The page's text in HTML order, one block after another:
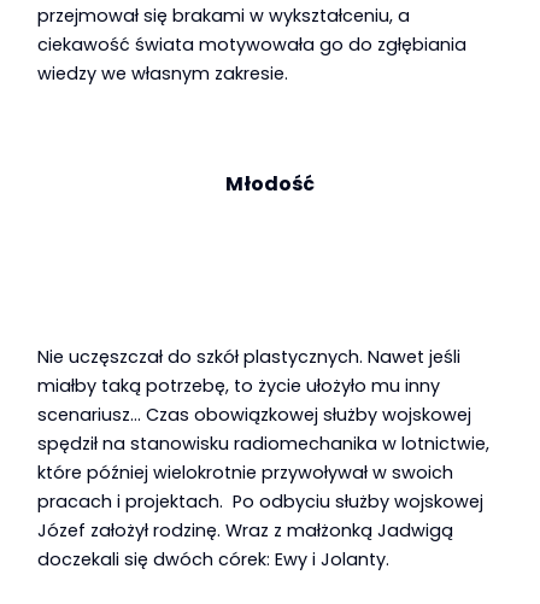
przejmował się brakami w wykształceniu, a
ciekawość świata motywowała go do zgłębiania
wiedzy we własnym zakresie.
Młodość
Nie uczęszczał do szkół plastycznych. Nawet jeśli
miałby taką potrzebę, to życie ułożyło mu inny
scenariusz… Czas obowiązkowej służby wojskowej
spędził na stanowisku radiomechanika w lotnictwie,
które później wielokrotnie przywoływał w swoich
pracach i projektach. Po odbyciu służby wojskowej
Józef założył rodzinę. Wraz z małżonką Jadwigą
doczekali się dwóch córek: Ewy i Jolanty.